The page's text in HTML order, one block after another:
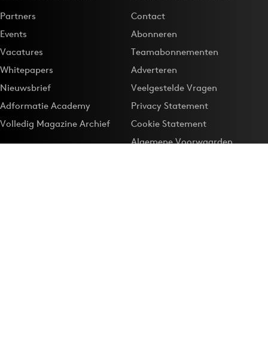
Partners
Events
Vacatures
Whitepapers
Nieuwsbrief
Adformatie Academy
Volledig Magazine Archief
Contact
Abonneren
Teamabonnementen
Adverteren
Veelgestelde Vragen
Privacy Statement
Cookie Statement
Algemene Voorwaarden